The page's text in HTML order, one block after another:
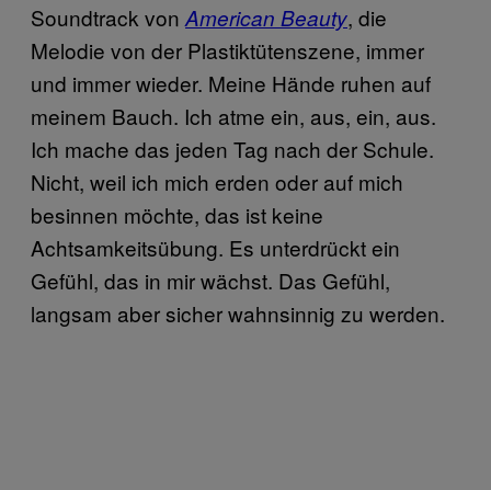
Soundtrack von American Beauty, die
Melodie von der Plastiktütenszene, immer
und immer wieder. Meine Hände ruhen auf
meinem Bauch. Ich atme ein, aus, ein, aus.
Ich mache das jeden Tag nach der Schule.
Nicht, weil ich mich erden oder auf mich
besinnen möchte, das ist keine
Achtsamkeitsübung. Es unterdrückt ein
Gefühl, das in mir wächst. Das Gefühl,
langsam aber sicher wahnsinnig zu werden.